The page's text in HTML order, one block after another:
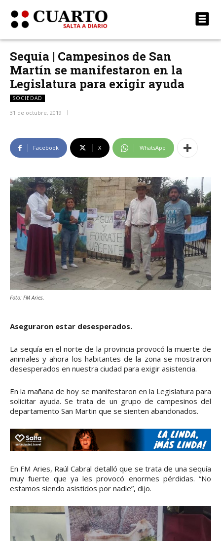
Sequía | Campesinos de San
Martín se manifestaron en la
Legislatura para exigir ayuda
SOCIEDAD
31 de octubre, 2019
Facebook X WhatsApp
Foto: FM Aries.
Aseguraron estar desesperados.
La sequía en el norte de la provincia provocó la muerte de
animales y ahora los habitantes de la zona se mostraron
desesperados en nuestra ciudad para exigir asistencia.
En la mañana de hoy se manifestaron en la Legislatura para
solicitar ayuda. Se trata de un grupo de campesinos del
departamento San Martin que se sienten abandonados.
En FM Aries, Raúl Cabral detalló que se trata de una sequía
muy fuerte que ya les provocó enormes pérdidas. “No
estamos siendo asistidos por nadie”, dijo.